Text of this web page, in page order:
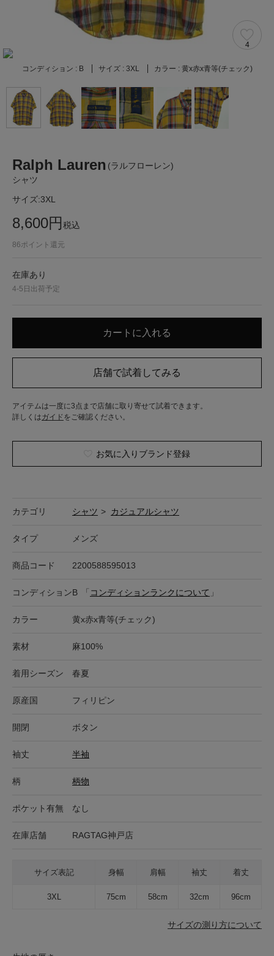
4
コンディション : B サイズ : 3XL カラー : 黄x赤x青等(チェック)
Ralph Lauren (ラルフローレン)
シャツ
サイズ:3XL
8,600円税込
86ポイント還元
在庫あり
4-5日出荷予定
アイテムは一度に3点まで店舗に取り寄せて試着できます。
詳しくはガイド をご確認ください。
お気に入りブランド登録
カテゴリ シャツ > カジュアルシャツ
タイプ メンズ
商品コード 2200588595013
コンディションB 「 コンディションランクについて 」
カラー 黄x赤x青等(チェック)
素材 麻100%
着用シーズン 春夏
原産国 フィリピン
開閉 ボタン
袖丈 半袖
柄 柄物
ポケット有無 なし
在庫店舗 RAGTAG神戸店
サイズ表記 身幅 肩幅 袖丈 着丈
3XL 75cm 58cm 32cm 96cm
サイズの測り方について